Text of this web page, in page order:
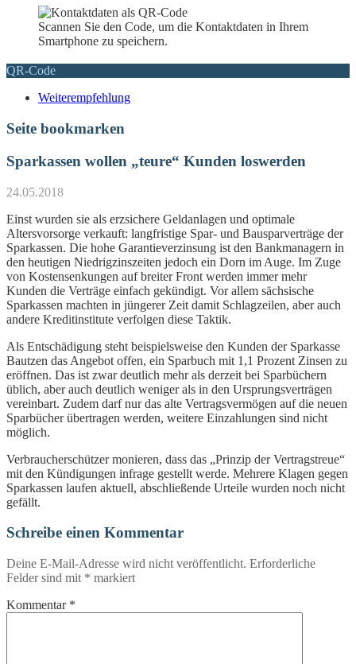
Scannen Sie den Code, um die Kontaktdaten in Ihrem
Smartphone zu speichern.
QR-Code
Weiterempfehlung
Seite bookmarken
Sparkassen wollen „teure“ Kunden loswerden
24.05.2018
Einst wurden sie als erzsichere Geldanlagen und optimale
Altersvorsorge verkauft: langfristige Spar- und Bausparverträge der
Sparkassen. Die hohe Garantieverzinsung ist den Bankmanagern in
den heutigen Niedrigzinszeiten jedoch ein Dorn im Auge. Im Zuge
von Kostensenkungen auf breiter Front werden immer mehr
Kunden die Verträge einfach gekündigt. Vor allem sächsische
Sparkassen machten in jüngerer Zeit damit Schlagzeilen, aber auch
andere Kreditinstitute verfolgen diese Taktik.
Als Entschädigung steht beispielsweise den Kunden der Sparkasse
Bautzen das Angebot offen, ein Sparbuch mit 1,1 Prozent Zinsen zu
eröffnen. Das ist zwar deutlich mehr als derzeit bei Sparbüchern
üblich, aber auch deutlich weniger als in den Ursprungsverträgen
vereinbart. Zudem darf nur das alte Vertragsvermögen auf die neuen
Sparbücher übertragen werden, weitere Einzahlungen sind nicht
möglich.
Verbraucherschützer monieren, dass das „Prinzip der Vertragstreue“
mit den Kündigungen infrage gestellt werde. Mehrere Klagen gegen
Sparkassen laufen aktuell, abschließende Urteile wurden noch nicht
gefällt.
Schreibe einen Kommentar
Deine E-Mail-Adresse wird nicht veröffentlicht. Erforderliche
Felder sind mit * markiert
Kommentar *